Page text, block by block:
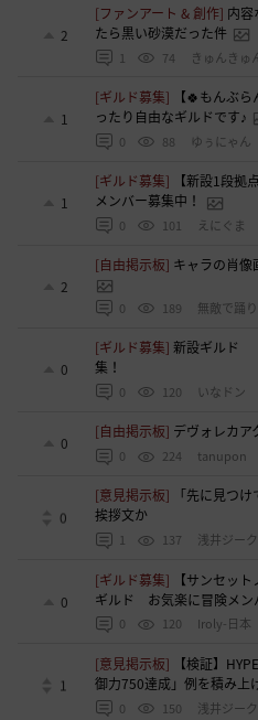
2
[ファンアート & 創作] 内容
たら黒い砂漠だった件
1 74 きゅんきゅ
1
[ギルド募集]
【🍀もんぶ
ったり自由なギルドです♪
0 88 ゆぅにゃん
1
[ギルド募集]
【新設1段拠
メンバー募集中！
0 101 えにぐま
2
[自由掲示板] キャラの肖像
0 189 無敵で踊
0
[ギルド募集]新設ギルド
集！
0 120 いなドン
0
[自由掲示板] デヴォレカア
0 224 tanupon
0
[意見掲示板]
「先に見つ
挨拶文か
1 137 浅井ジー
0
[ギルド募集]
【サンセッ
ギルド お気楽に冒険メン
0 120 Iroly-日本
1
[意見掲示板]
【検証】
御力750達成」例を積み上
0 150 浅井ジー